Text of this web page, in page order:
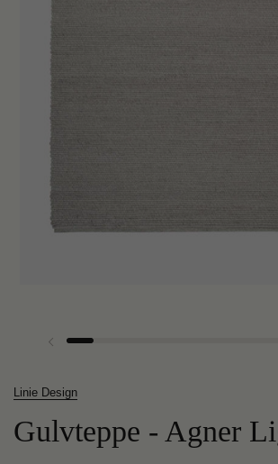
Forrige lysbilde
Linie Design
Gulvteppe - Agner